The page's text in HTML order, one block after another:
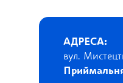
АДРЕСА:
вул.